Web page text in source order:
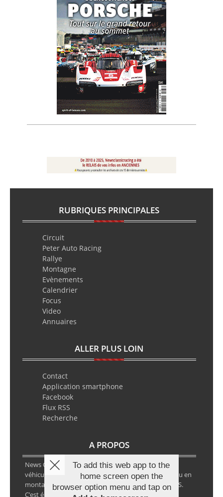
RUBRIQUES PRINCIPALES
Circuit
Peter Auto Racing
Rallye
Montagne
Evènements
Calendrier
Focus
Video
Annuaires
ALLER PLUS LOIN
Contact
Application smartphone
Facebook
Flux RSS
Recherche
A PROPOS
News Classic Racing est le portail de l’actualité du
véhicule historique. Que ce soit en circuit, en rallye ou en
montagne, vous y retrouverez les infos VHC ou VHRS.
C’est également le calendrier des épreuves ainsi que
To add this web app to the
home screen open the
browser option menu and tap on